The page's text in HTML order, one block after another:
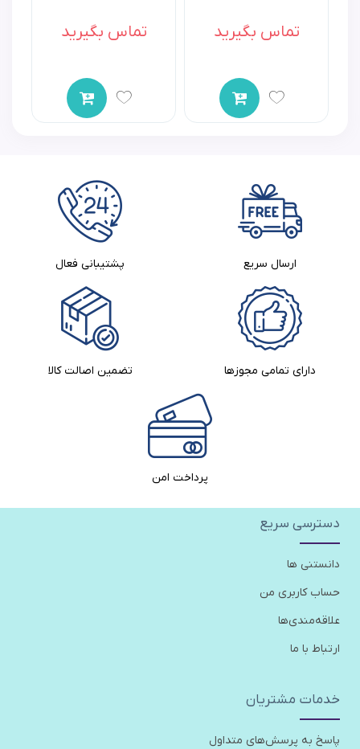
اولین نفری باشید که به “نوار مغزی متوسط کد 2028” امتیاز
برای ثبت نقد و بررسیوارد حساب کاربری خود شوید.
تماس بگیرید تماس بگیرید
ارسال سریع پشتیبانی فعال
دارای تمامی مجوزها تضمین اصالت کالا​
پرداخت امن
دسترسی سریع
دانستنی ها
حساب کاربری من
علاقه‌مندی‌ها
ارتباط با ما
خدمات مشتریان
پاسخ به پرسش‌های متداول